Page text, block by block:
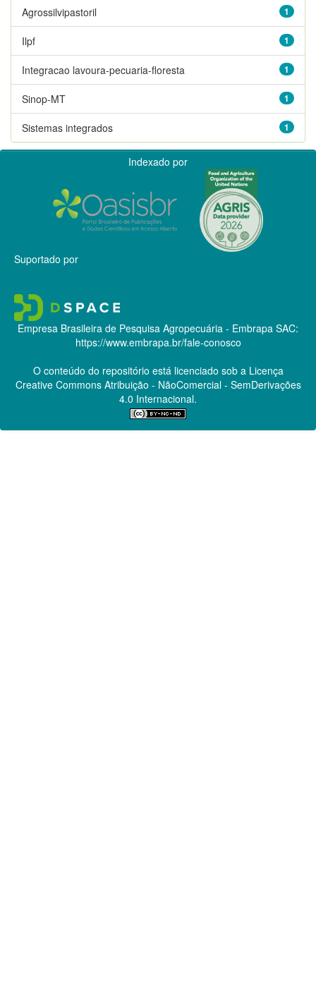
1
Agrossilvipastoril
1
Ilpf
1
Integracao lavoura-pecuaria-floresta
1
Sinop-MT
1
Sistemas integrados
Indexado por
Suportado por
Empresa Brasileira de Pesquisa Agropecuária - Embrapa SAC:
https://www.embrapa.br/fale-conosco
O conteúdo do repositório está licenciado sob a Licença
Creative CommonsAtribuição - NãoComercial - SemDerivações
4.0 Internacional.